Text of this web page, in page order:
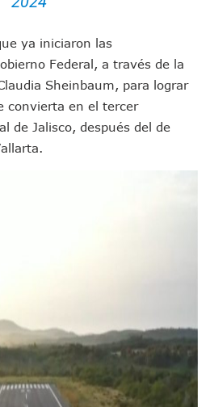
El Abandono Y Comienza Una Nueva Vida
Destruye Edificios Y Puentes En
El Sexto Mejor Alcalde De Jalisco, Según
20 Nuevos Camiones Al Corredor Bahía
En Puerto Vallarta Registra 80% De
Mencho” Elevó Percepción De Inseguridad
Incluye Reúne A Emprendedores Locales
Vallarta Este Verano Puede Costar Hasta
Riesgos Por Cocodrilos En Playas De
La Playita Reciben A Juan Carlos Castro
Oaxaca Al Periodista Francisco Alejandro
ya iniciaron las
Federal, a través de la
Sheinbaum, para lograr
convierta en el tercer
de Jalisco, después del de